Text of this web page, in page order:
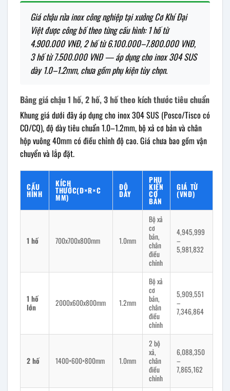
Giá chậu rửa inox công nghiệp tại xưởng Cơ Khí Đại
Việt được công bố theo từng cấu hình: 1 hố từ
4.900.000 VNĐ, 2 hố từ 6.100.000–7.800.000 VNĐ,
3 hố từ 7.500.000 VNĐ — áp dụng cho inox 304 SUS
dày 1.0–1.2mm, chưa gồm phụ kiện tùy chọn.
Bảng giá chậu 1 hố, 2 hố, 3 hố theo kích thước tiêu chuẩn
Khung giá dưới đây áp dụng cho inox 304 SUS (Posco/Tisco có
CO/CQ), độ dày tiêu chuẩn 1.0–1.2mm, bộ xả cơ bản và chân
hộp vuông 40mm có điều chỉnh độ cao. Giá chưa bao gồm vận
chuyển và lắp đặt.
CẤU
HÌNH
KÍCH
THƯỚC(D×R×C
MM)
ĐỘ
DÀY
PHỤ
KIỆN
CƠ
BẢN
GIÁ TỪ
(VNĐ)
1 hố 700x700x800mm 1.0mm
Bộ xả
cơ
bản,
chân
điều
chỉnh
4,945,999
–
5,981,832
1 hố
lớn
2000x600x800mm 1.2mm
Bộ xả
cơ
bản,
chân
điều
chỉnh
5,909,551
–
7,346,864
2 hố 1400×600×800mm 1.0mm
2 bộ
xả,
chân
điều
chỉnh
6,088,350
–
7,865,162